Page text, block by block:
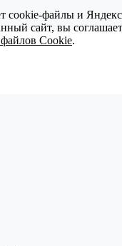
cookie-файлы и
сайт, вы
Cookie.